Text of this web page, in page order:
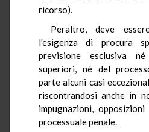
ricorso).
Peraltro, deve
l'esigenza di procura
previsione esclusiva
superiori, né del
parte alcuni casi
riscontrandosi anche in
impugnazioni,
processuale penale.